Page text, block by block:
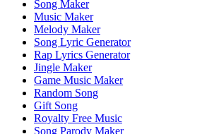
Song Maker
Music Maker
Melody Maker
Song Lyric Generator
Rap Lyrics Generator
Jingle Maker
Game Music Maker
Random Song
Gift Song
Royalty Free Music
Song Parody Maker